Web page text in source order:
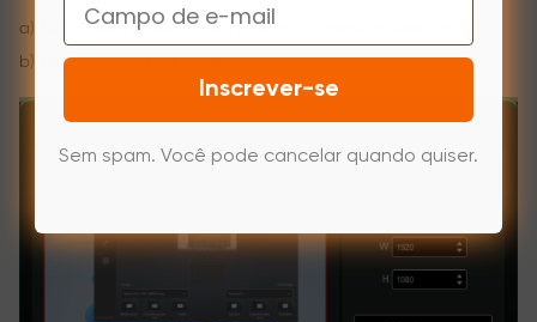
a) Definir tela inteira: Toda a área do monitor selecionado.
b) Personalizar área de tela:
Inscrever-se
Sem spam. Você pode cancelar quando quiser.